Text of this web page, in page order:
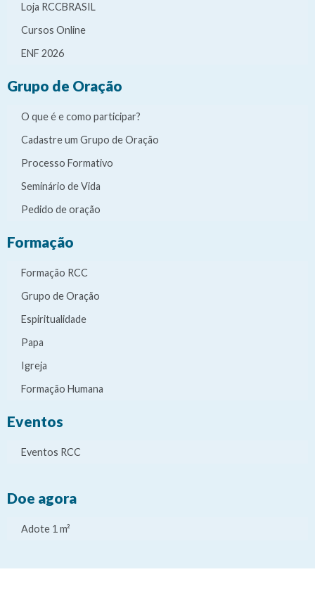
Loja RCCBRASIL
Cursos Online
ENF 2026
Grupo de Oração
O que é e como participar?
Cadastre um Grupo de Oração
Processo Formativo
Seminário de Vida
Pedido de oração
Formação
Formação RCC
Grupo de Oração
Espiritualidade
Papa
Igreja
Formação Humana
Eventos
Eventos RCC
Doe agora
Adote 1 m²